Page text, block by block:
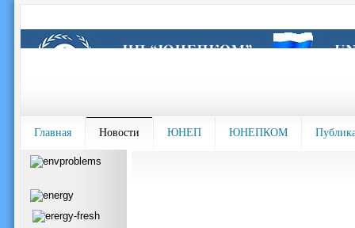
Главная Новости ЮНЕП ЮНЕПКОМ